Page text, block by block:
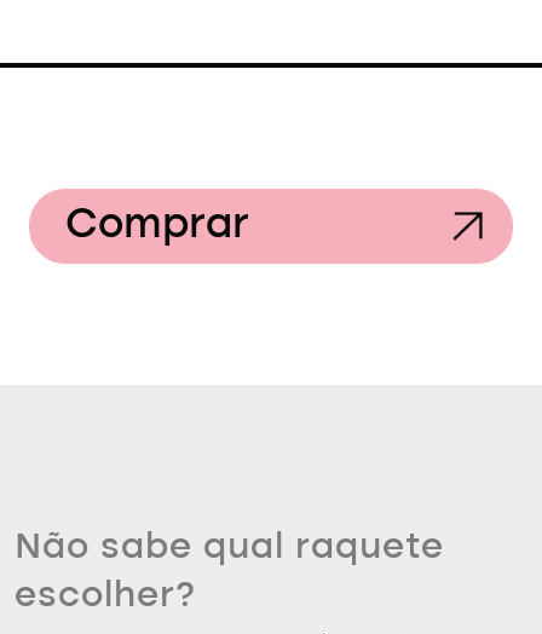
Comprar
Não sabe qual raquete
escolher?